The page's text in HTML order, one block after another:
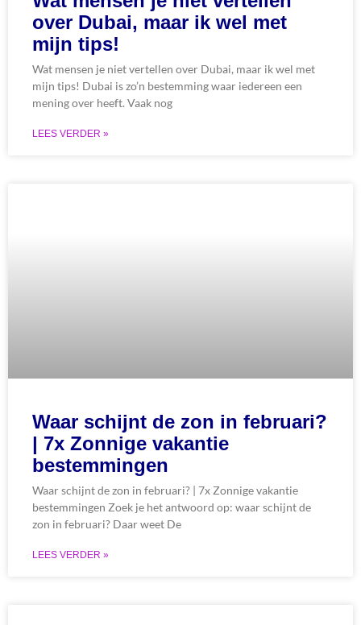
over Dubai, maar ik wel met
mijn tips!
Wat mensen je niet vertellen over Dubai, maar ik wel met
mijn tips! Dubai is zo’n bestemming waar iedereen een
mening over heeft. Vaak nog
LEES VERDER »
Waar schijnt de zon in februari?
| 7x Zonnige vakantie
bestemmingen
Waar schijnt de zon in februari? | 7x Zonnige vakantie
bestemmingen Zoek je het antwoord op: waar schijnt de
zon in februari? Daar weet De
LEES VERDER »